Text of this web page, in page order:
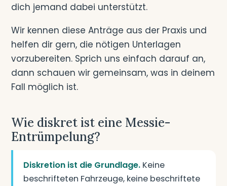
dich jemand dabei unterstützt.
Wir kennen diese Anträge aus der Praxis und
helfen dir gern, die nötigen Unterlagen
vorzubereiten. Sprich uns einfach darauf an,
dann schauen wir gemeinsam, was in deinem
Fall möglich ist.
Wie diskret ist eine Messie-
Entrümpelung?
Diskretion ist die Grundlage. Keine
beschrifteten Fahrzeuge, keine beschriftete